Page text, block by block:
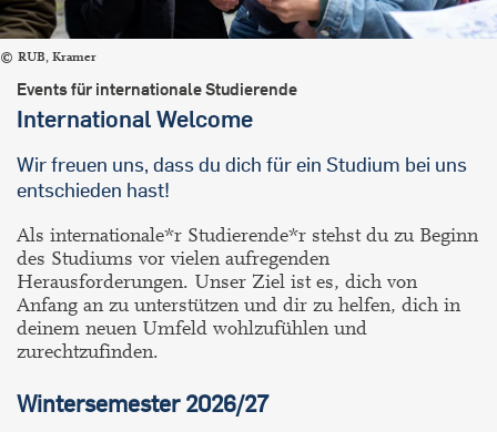
RUB, Kramer
Events für internationale Studierende
International Welcome
Wir freuen uns, dass du dich für ein Studium bei uns
entschieden hast!
Als internationale*r Studierende*r stehst du zu Beginn
des Studiums vor vielen aufregenden
Herausforderungen. Unser Ziel ist es, dich von
Anfang an zu unterstützen und dir zu helfen, dich in
deinem neuen Umfeld wohlzufühlen und
zurechtzufinden.
Wintersemester 2026/27